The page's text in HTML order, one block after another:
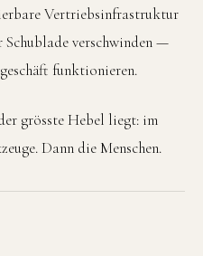
Vertriebsinfrastruktur
verschwinden —
funktionieren.
grösste Hebel liegt: im
Dann die Menschen.